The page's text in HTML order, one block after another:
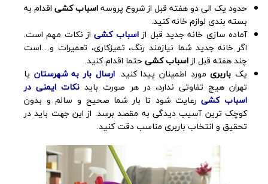
حدود یک الی دو هفته قبل از شروع پروسهاسباب کشی اقدام به
بسته بندی لوازم خانه کنید.
آماده سازی خانه جدید قبل ازاسباب کشیاز نکات مهم است.
اگر خانه جدید شما نیازمند رنگ، تمیزکاری، تعمیرات و…است
چند هفته قبل ازاسباب کشیحتما اقدام کنید.
یک باربریمورد اطمینان پیدا کنید. ارسال بار به شهرستان یا
تهران هیچ تفاوتی ندارد، در هر صورت باید نکات ایمنی در
اسباب کشیرعایت شود تا بار شما صحیح و سالم و بدون
کوچک‌ ترین آسیب دیدگی به مقصد برسد. از این جهت باید در
تحقیق و انتخاب باربری مناسب دقت کنید.